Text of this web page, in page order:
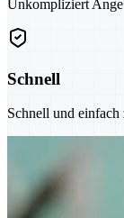
Unkompliziert
Schnell
Schnell und einfach